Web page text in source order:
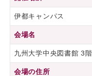
伊都キャンパス
会場名
九州大学中央図書館 3
会場の住所